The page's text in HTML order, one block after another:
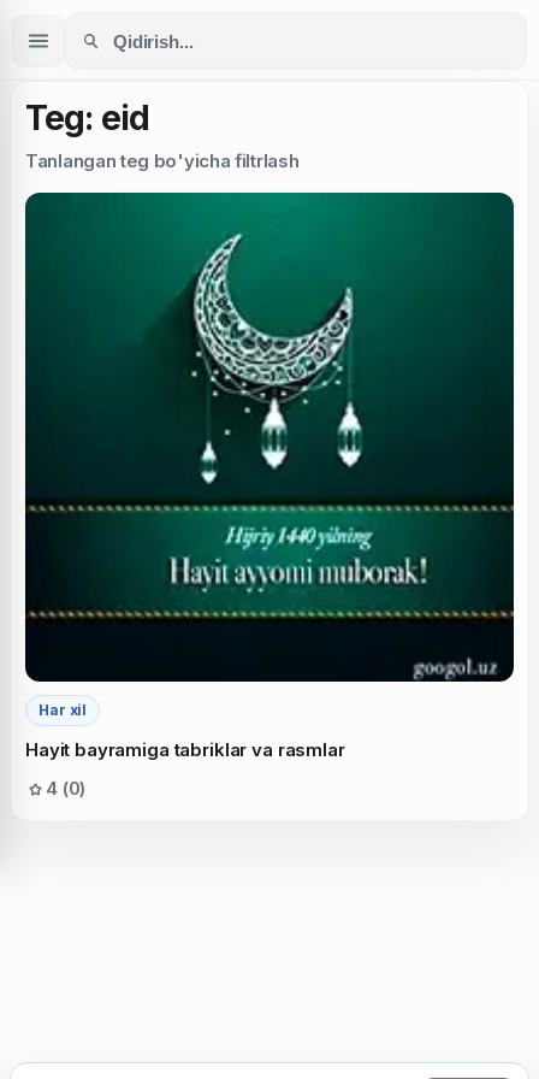
Teg: eid
Tanlangan teg bo'yicha filtrlash
Har xil
Hayit bayramiga tabriklar va rasmlar
4 (0)